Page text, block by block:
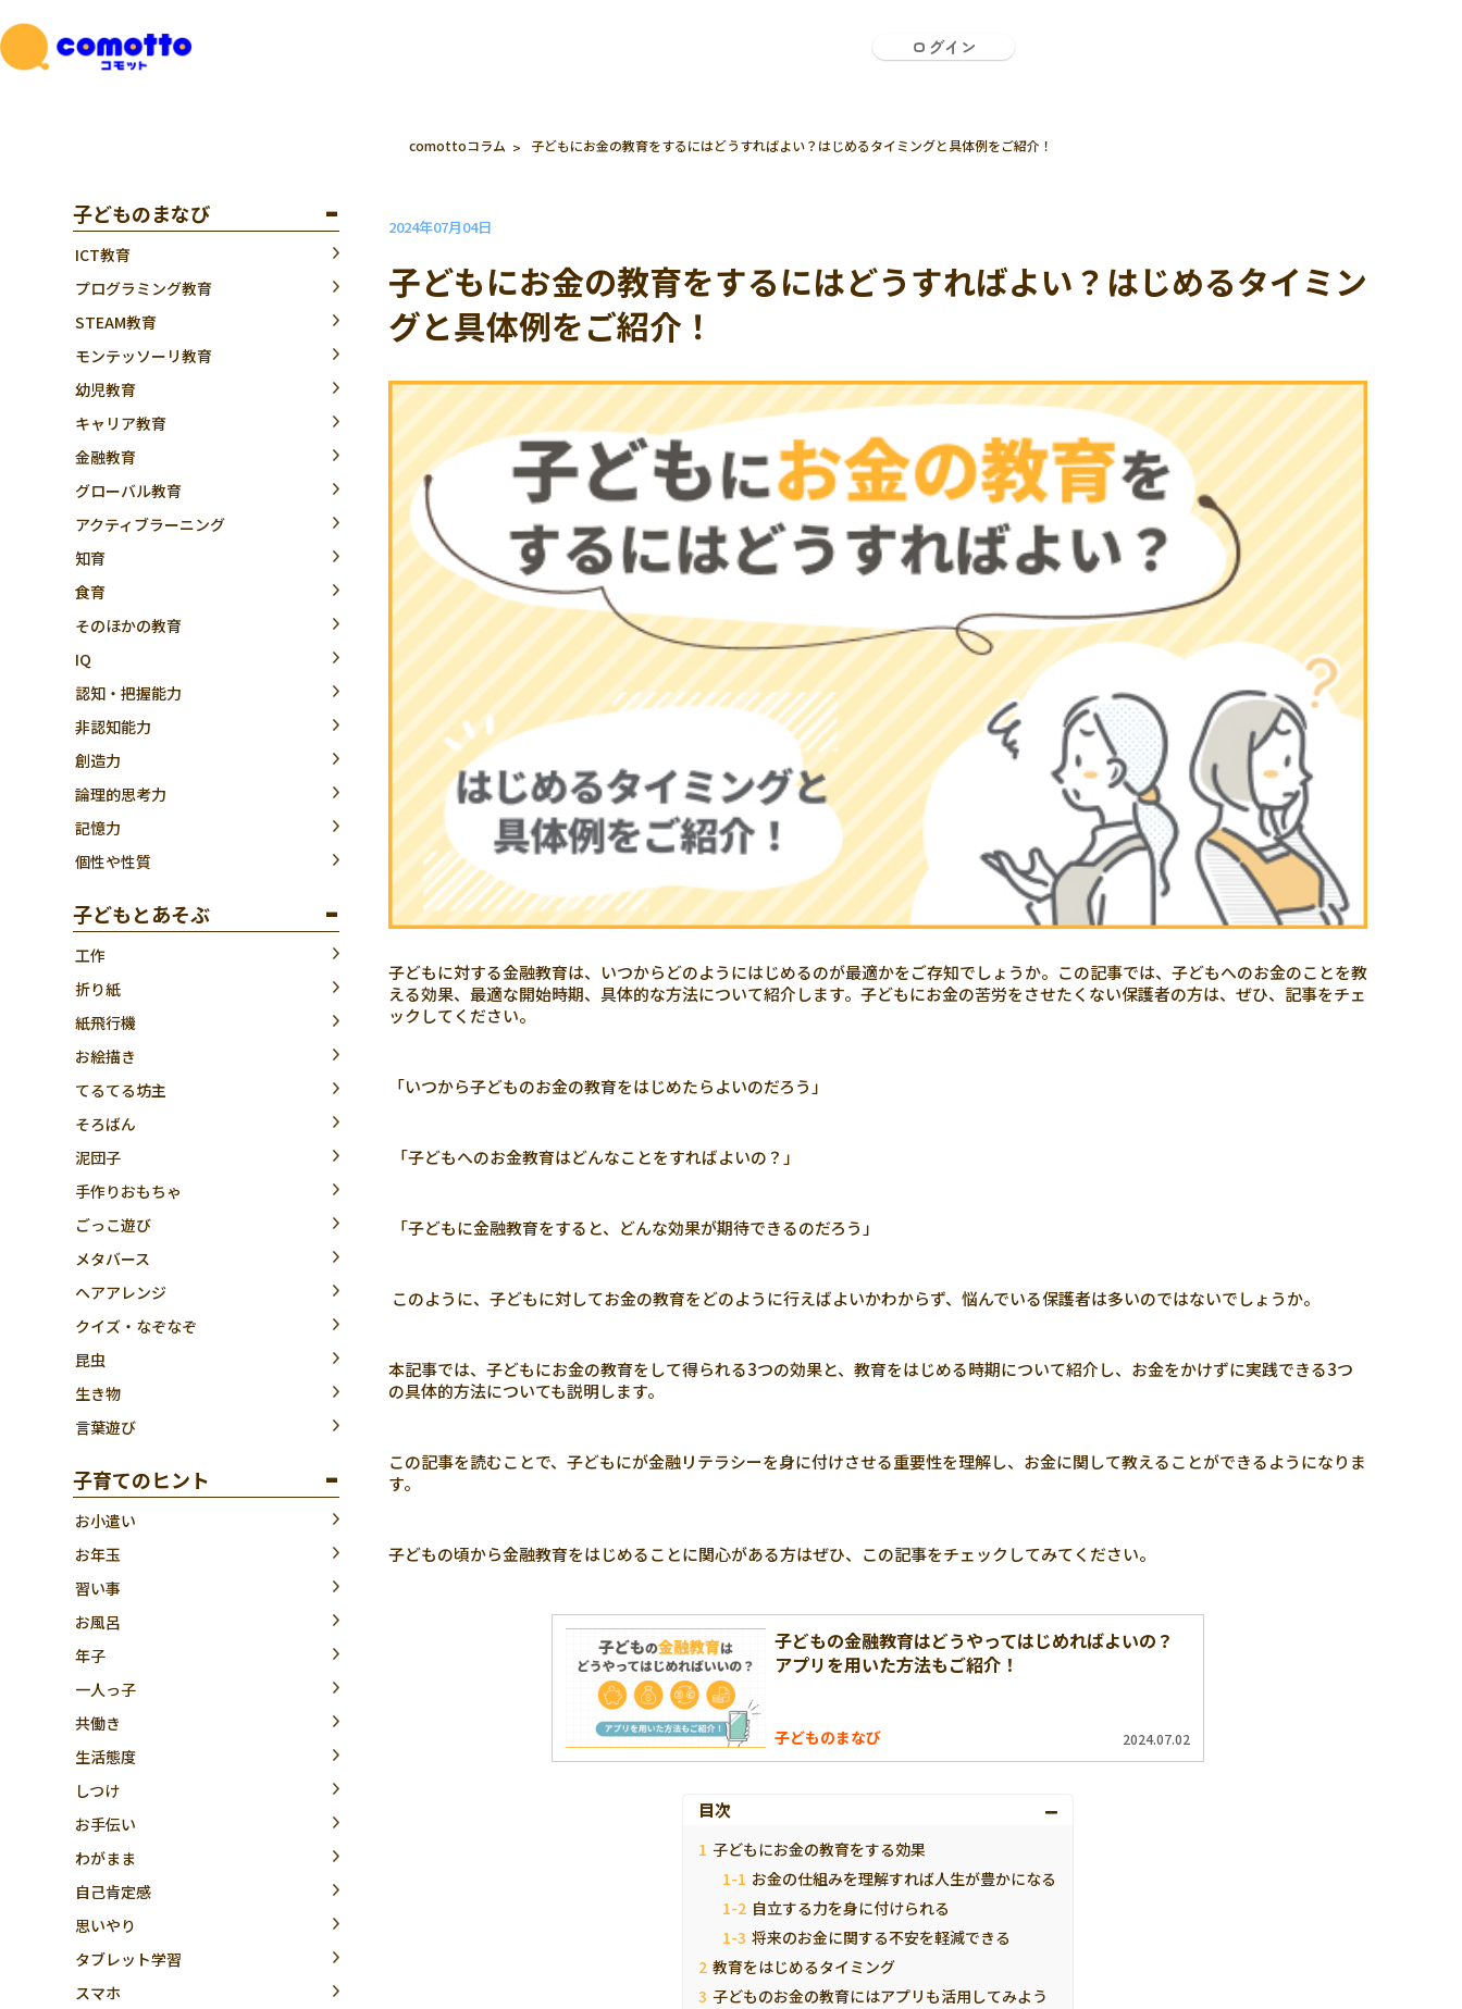
子どものまなび
ICT教育
プログラミング教育
STEAM教育
モンテッソーリ教育
幼児教育
キャリア教育
金融教育
グローバル教育
アクティブラーニング
知育
食育
そのほかの教育
IQ
認知・把握能力
非認知能力
創造力
論理的思考力
記憶力
個性や性質
子どもとあそぶ
工作
折り紙
紙飛行機
お絵描き
てるてる坊主
そろばん
泥団子
手作りおもちゃ
ごっこ遊び
メタバース
ヘアアレンジ
クイズ・なぞなぞ
昆虫
生き物
言葉遊び
子育てのヒント
お小遣い
お年玉
習い事
お風呂
年子
一人っ子
共働き
生活態度
しつけ
お手伝い
わがまま
自己肯定感
思いやり
タブレット学習
スマホ
ログイン
comottoコラム 子どもにお金の教育をするにはどうすればよい？はじめるタイミングと具体例をご紹介！
2024年07月04日
子どもにお金の教育をするにはどうすればよい？はじめるタイミン
グと具体例をご紹介！
子どもに対する金融教育は、いつからどのようにはじめるのが最適かをご存知でしょうか。この記事では、子どもへのお金のことを教
える効果、最適な開始時期、具体的な方法について紹介します。子どもにお金の苦労をさせたくない保護者の方は、ぜひ、記事をチェ
ックしてください。
「いつから子どものお金の教育をはじめたらよいのだろう」
「子どもへのお金教育はどんなことをすればよいの？」
「子どもに金融教育をすると、どんな効果が期待できるのだろう」
このように、子どもに対してお金の教育をどのように行えばよいかわからず、悩んでいる保護者は多いのではないでしょうか。
本記事では、子どもにお金の教育をして得られる3つの効果と、教育をはじめる時期について紹介し、お金をかけずに実践できる3つ
の具体的方法についても説明します。
この記事を読むことで、子どもにが金融リテラシーを身に付けさせる重要性を理解し、お金に関して教えることができるようになりま
す。
子どもの頃から金融教育をはじめることに関心がある方はぜひ、この記事をチェックしてみてください。
子どもの金融教育はどうやってはじめればよいの？
アプリを用いた方法もご紹介！
子どものまなび 2024.07.02
目次
子どもにお金の教育をする効果
お金の仕組みを理解すれば人生が豊かになる
自立する力を身に付けられる
将来のお金に関する不安を軽減できる
教育をはじめるタイミング
子どものお金の教育にはアプリも活用してみよう